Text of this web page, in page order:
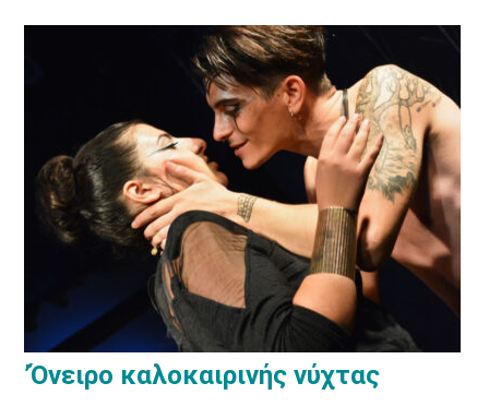
’Όνειρο καλοκαιρινής νύχτας